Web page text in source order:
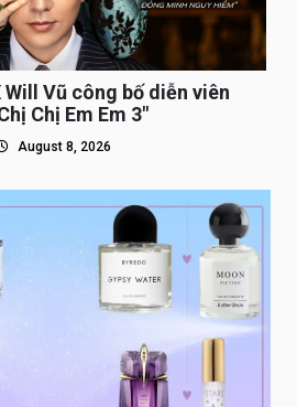
Will Vũ công bố diễn viên
Chị Em Em 3″
August 8, 2026